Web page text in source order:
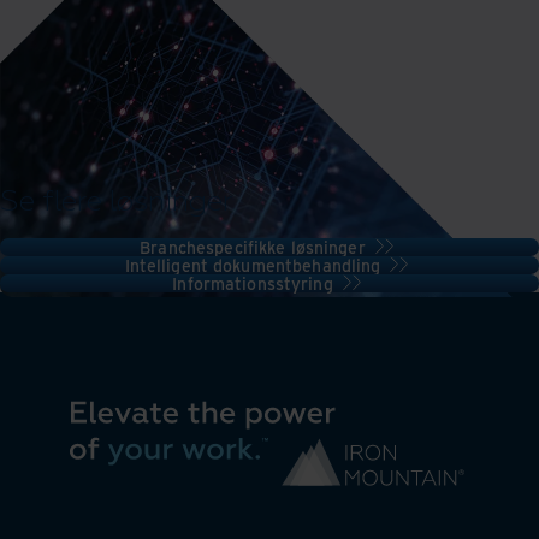
Se flere løsninger
Branchespecifikke løsninger
Intelligent dokumentbehandling
Informationsstyring